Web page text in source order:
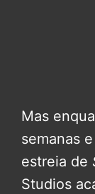
Mas
semanas
estreia de
Studios